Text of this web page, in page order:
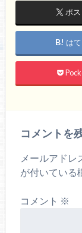
ポス
は
コメントを
メールアドレ
が付いている
コメント ※